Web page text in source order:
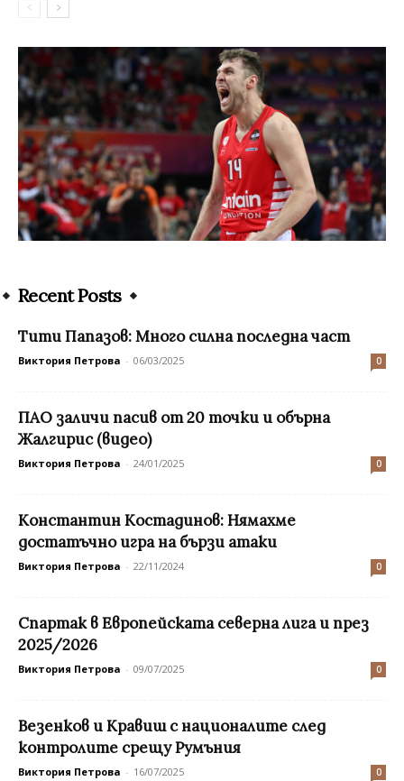
Recent Posts
Tити Папазов: Много силна последна част
Виктория Петрова - 06/03/2025 0
ПАО заличи пасив от 20 точки и обърна
Жалгирис (видео)
Виктория Петрова - 24/01/2025 0
Константин Костадинов: Нямахме
достатъчно игра на бързи атаки
Виктория Петрова - 22/11/2024 0
Спартак в Европейската северна лига и през
2025/2026
Виктория Петрова - 09/07/2025 0
Везенков и Кравиш с националите след
контролите срещу Румъния
Виктория Петрова - 16/07/2025 0